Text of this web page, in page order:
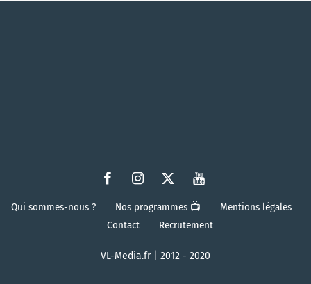
Qui sommes-nous ? Nos programmes 📺
Mentions légales
Contact
Recrutement
VL-Media.fr | 2012 - 2020